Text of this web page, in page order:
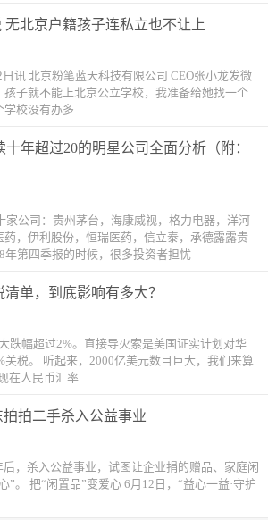
无北京户籍孩子连私立也不让上
讯 北京粉笔蓝天科技有限公司 CEO张小龙发微
子就不能上北京公立学校，我准备给她找一个
学校没有办多
年超过20的明星公司全面分析（附：
家公司：贵州茅台，海康威视，格力电器，洋河
药，伊利股份，恒瑞医药，信立泰，承德露露贵
年第四季报的时候，很多投资者担忧
单，到底影响有多大？
跌幅超过2%。直接导火索是美国证实计划对华
关税。 听起来，2000亿美元数目巨大，我们来算
在人民币汇率
拍二手杀入公益事业
后，杀入公益事业，试图让企业捐的赠品、家庭闲
”。 把“闲置品”变爱心 6月12日，“益心一益·守护